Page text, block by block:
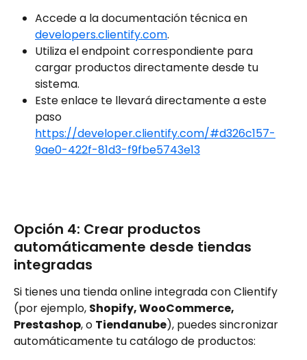
Accede a la documentación técnica en
developers.clientify.com.
Utiliza el endpoint correspondiente para
cargar productos directamente desde tu
sistema.
Este enlace te llevará directamente a este
paso
https://developer.clientify.com/#d326c157-
9ae0-422f-81d3-f9fbe5743e13
Opción 4: Crear productos
automáticamente desde tiendas
integradas
Si tienes una tienda online integrada con Clientify
(por ejemplo, Shopify, WooCommerce,
Prestashop, o Tiendanube), puedes sincronizar
automáticamente tu catálogo de productos: